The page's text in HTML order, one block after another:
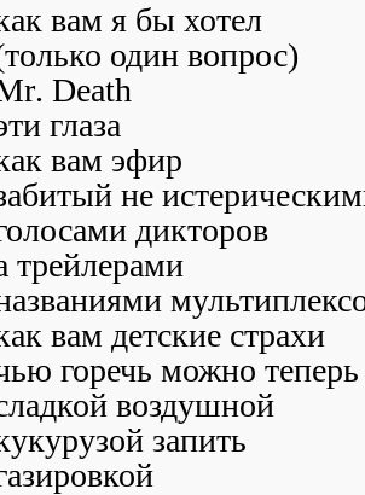
вам я бы хотел
один вопрос)
. Death
глаза
вам эфир
не
дикторов
трейлерами
вам детские страхи
горечь можно теперь
воздушной
запить